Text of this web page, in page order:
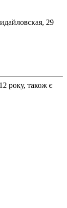
29
року, також є